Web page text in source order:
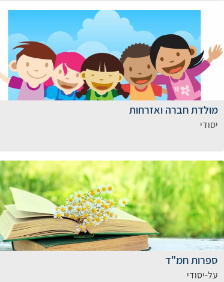
מולדת חברה ואזרחות
יסודי
ספרות חמ"ד
על-יסודי